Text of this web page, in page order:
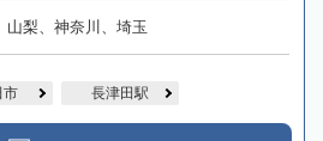
山梨、神奈川、埼玉
市 長津田駅